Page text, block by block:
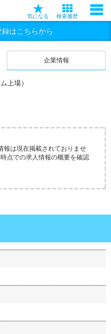
気になる 検索履歴
はこちらから
企業情報
上場）
報は現在掲載されておりませ
点での求人情報の概要を確認